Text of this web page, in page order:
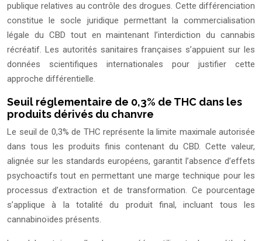
publique relatives au contrôle des drogues. Cette différenciation
constitue le socle juridique permettant la commercialisation
légale du CBD tout en maintenant l’interdiction du cannabis
récréatif. Les autorités sanitaires françaises s’appuient sur les
données scientifiques internationales pour justifier cette
approche différentielle.
Seuil réglementaire de 0,3% de THC dans les
produits dérivés du chanvre
Le seuil de 0,3% de THC représente la limite maximale autorisée
dans tous les produits finis contenant du CBD. Cette valeur,
alignée sur les standards européens, garantit l’absence d’effets
psychoactifs tout en permettant une marge technique pour les
processus d’extraction et de transformation. Ce pourcentage
s’applique à la totalité du produit final, incluant tous les
cannabinoïdes présents.